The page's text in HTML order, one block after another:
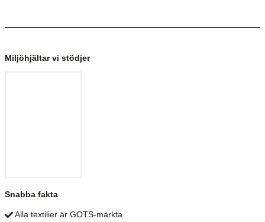
Miljöhjältar vi stödjer
Snabba fakta
Alla textilier är GOTS-märkta